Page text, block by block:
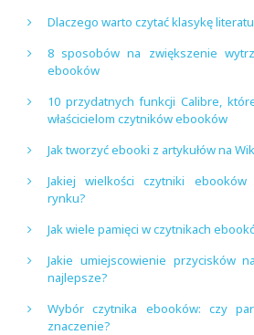
Dlaczego warto czytać klasykę
8 sposobów na zwiększenie
ebooków
10 przydatnych funkcji Calibre,
właścicielom czytników ebooków
Jak tworzyć ebooki z artykułów na
Jakiej wielkości czytniki
rynku?
Jak wiele pamięci w czytnikach
Jakie umiejscowienie przycisków
najlepsze?
Wybór czytnika ebooków: czy
znaczenie?